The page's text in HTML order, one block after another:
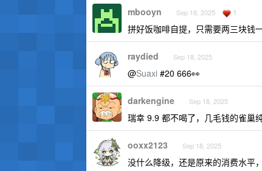
mbooyn Sep 18, 2025 1
拼好饭咖啡自提，只需要两三块钱
raydied Sep 18, 2025
@Suaxi #20 666👀
darkengine Sep 18, 2025
瑞幸 9.9 都不喝了，几毛钱的雀巢
ooxx2123 Sep 18, 2025
没什么降级，还是原来的消费水平